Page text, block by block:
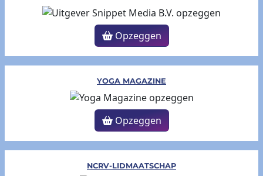
Opzeggen
YOGA MAGAZINE
Opzeggen
NCRV-LIDMAATSCHAP